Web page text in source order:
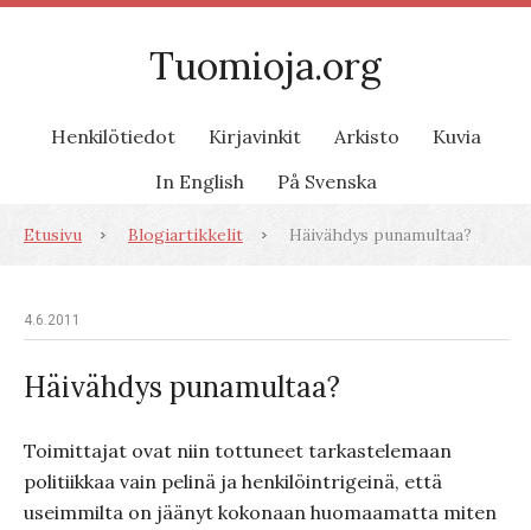
Tuomioja.org
Henkilötiedot Kirjavinkit Arkisto
Kuvia
In English
På Svenska
Etusivu Blogiartikkelit Häivähdys punamultaa?
4.6.2011
Häivähdys punamultaa?
Toimittajat ovat niin tottuneet tarkastelemaan
politiikkaa vain pelinä ja henkilöintrigeinä, että
useimmilta on jäänyt kokonaan huomaamatta miten